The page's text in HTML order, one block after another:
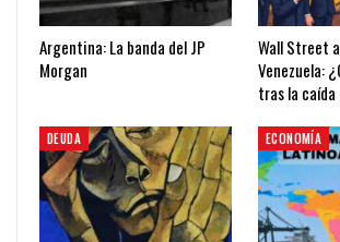
Argentina: La banda del JP
Morgan
Wall Street
Venezuela:
tras la caída
DEUDA ECONOMÍA